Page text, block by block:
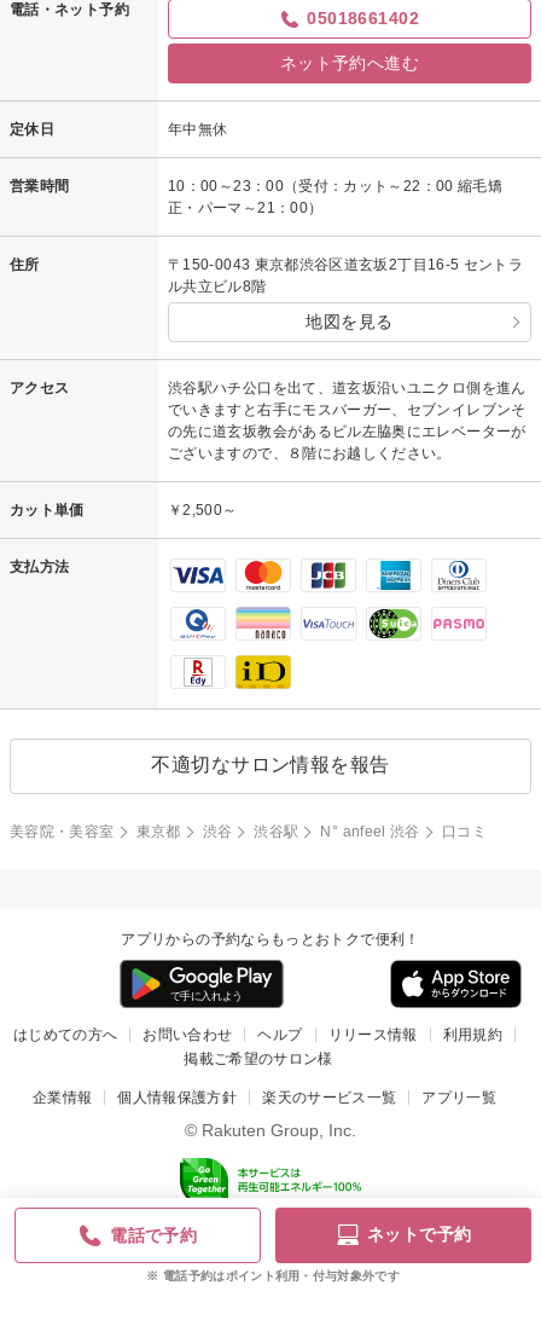
髪のツヤや質感の変化を実感していただけたことも、担当としてとても励
毛先のカットについても、次回ぜひお気軽にお声がけください。状態に合
「オススメできるサロン」と言っていただけたこと、本当に光栄です。
またのご来店を心よりお待ちしております。
担当：WATARU
電話・ネット予約 05018661402
ネット予約へ進む
定休日 年中無休
営業時間
10：00～23：00（受付：カット～22：00 縮毛矯
正・パーマ～21：00）
住所
〒150-0043 東京都渋谷区道玄坂2丁目16-5 セントラ
ル共立ビル8階
地図を見る
アクセス
渋谷駅ハチ公口を出て、道玄坂沿いユニクロ側を進ん
でいきますと右手にモスバーガー、セブンイレブンそ
の先に道玄坂教会があるビル左脇奥にエレベーターが
ございますので、８階にお越しください。
カット単価 ￥2,500～
支払方法
不適切なサロン情報を報告
電話で予約 ネットで予約
電話予約はポイント利用・付与対象外です
美容院・美容室 東京都 渋谷 渋谷駅 N° anfeel 渋谷 口コミ
アプリからの予約ならもっとおトクで便利！
はじめての方へ お問い合わせ ヘルプ リリース情報
利用規約
掲載ご希望のサロン様
企業情報 個人情報保護方針 楽天のサービス一覧 アプリ一覧
© Rakuten Group, Inc.